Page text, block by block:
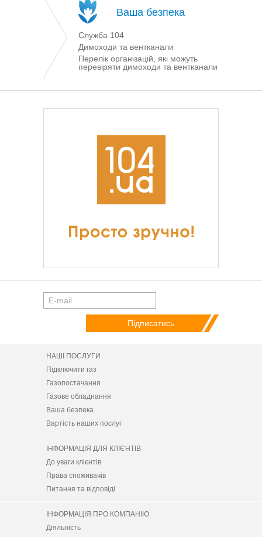
Ваша безпека
Служба 104
Димоходи та вентканали
Перелік організацій, які можуть
перевіряти димоходи та вентканали
НАШІ ПОСЛУГИ
Підключити газ
Газопостачання
Газове обладнання
Ваша безпека
Вартість наших послуг
ІНФОРМАЦІЯ ДЛЯ КЛІЄНТІВ
До уваги клієнтів
Права споживачів
Питання та відповіді
ІНФОРМАЦІЯ ПРО КОМПАНІЮ
Діяльність